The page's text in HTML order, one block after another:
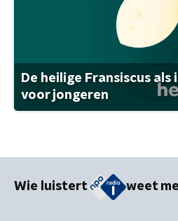
De heilige Fransiscus
voor jongeren
Wie luistert weet